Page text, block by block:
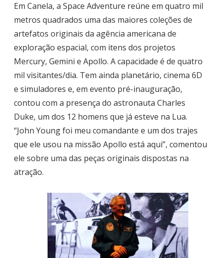
Em Canela, a Space Adventure reúne em quatro mil
metros quadrados uma das maiores coleções de
artefatos originais da agência americana de
exploração espacial, com itens dos projetos
Mercury, Gemini e Apollo. A capacidade é de quatro
mil visitantes/dia. Tem ainda planetário, cinema 6D
e simuladores e, em evento pré-inauguração,
contou com a presença do astronauta Charles
Duke, um dos 12 homens que já esteve na Lua.
“John Young foi meu comandante e um dos trajes
que ele usou na missão Apollo está aqui”, comentou
ele sobre uma das peças originais dispostas na
atração.